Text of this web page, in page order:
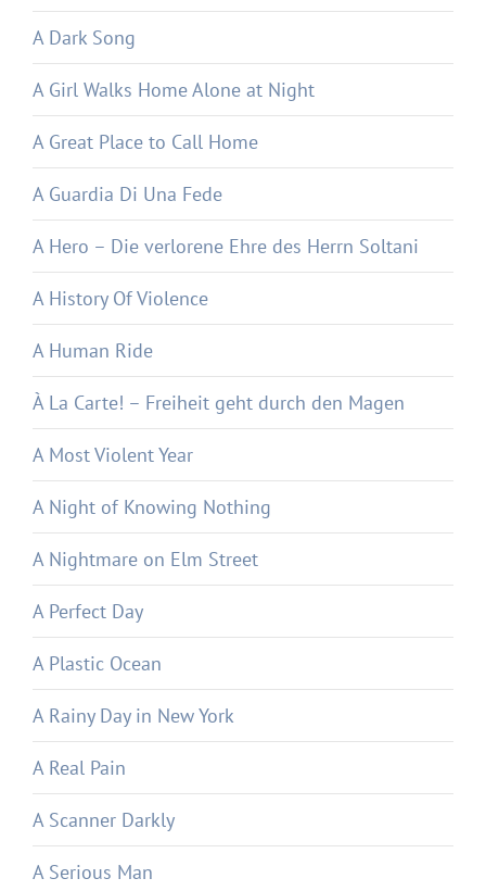
A Dark Song
A Girl Walks Home Alone at Night
A Great Place to Call Home
A Guardia Di Una Fede
A Hero – Die verlorene Ehre des Herrn Soltani
A History Of Violence
A Human Ride
À La Carte! – Freiheit geht durch den Magen
A Most Violent Year
A Night of Knowing Nothing
A Nightmare on Elm Street
A Perfect Day
A Plastic Ocean
A Rainy Day in New York
A Real Pain
A Scanner Darkly
A Serious Man